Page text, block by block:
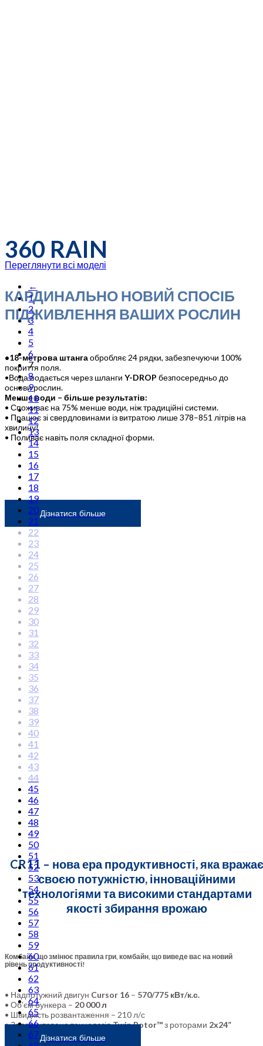
360 RAIN
КАРДИНАЛЬНО НОВИЙ СПОСІБ
ПІДЖИВЛЕННЯ ВАШИХ РОСЛИН
•18-метрова штангаобробляє 24 рядки, забезпечуючи 100%
покриття поля.
•Вода подається через шланги Y-DROP безпосередньо до
основи рослин.
Менше води – більше результатів:
• Споживає на 75% менше води, ніж традиційні системи.
• Працює зі свердловинами із витратою лише 378–851 літрів на
хвилину!
• Поливає навіть поля складної форми.
Дізнатися більше
CR11 – нова ера продуктивності, яка вражає
своєю потужністю, інноваційними
технологіями та високими стандартами
якості збирання врожаю
Комбайн, що змінює правила гри, комбайн, що виведе вас на новий
рівень продуктивності!
• Надпотужний двигун Cursor 16 – 570/775 кВт/к.с.
• Обʼєм бункера – 20 000 л
• Швидкість розвантаження – 210 л/с
• Запатентована технологіяTwin Rotor™з роторами 2х24”
Дізнатися більше
Переглянути всі моделі
←
1
2
3
4
5
6
7
8
9
10
11
12
13
14
15
16
17
18
19
20
21
22
23
24
25
26
27
28
29
30
31
32
33
34
35
36
37
38
39
40
41
42
43
44
45
46
47
48
49
50
51
52
53
54
55
56
57
58
59
60
61
62
63
64
65
66
67